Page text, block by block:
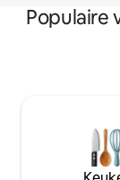
Populaire